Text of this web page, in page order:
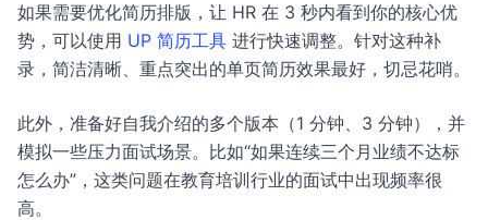
如果需要优化简历排版，让 HR 在 3 秒内看到你的核心优
势，可以使用 UP 简历工具 进行快速调整。针对这种补
录，简洁清晰、重点突出的单页简历效果最好，切忌花哨。
此外，准备好自我介绍的多个版本（1 分钟、3 分钟），并
模拟一些压力面试场景。比如“如果连续三个月业绩不达标
怎么办”，这类问题在教育培训行业的面试中出现频率很
高。